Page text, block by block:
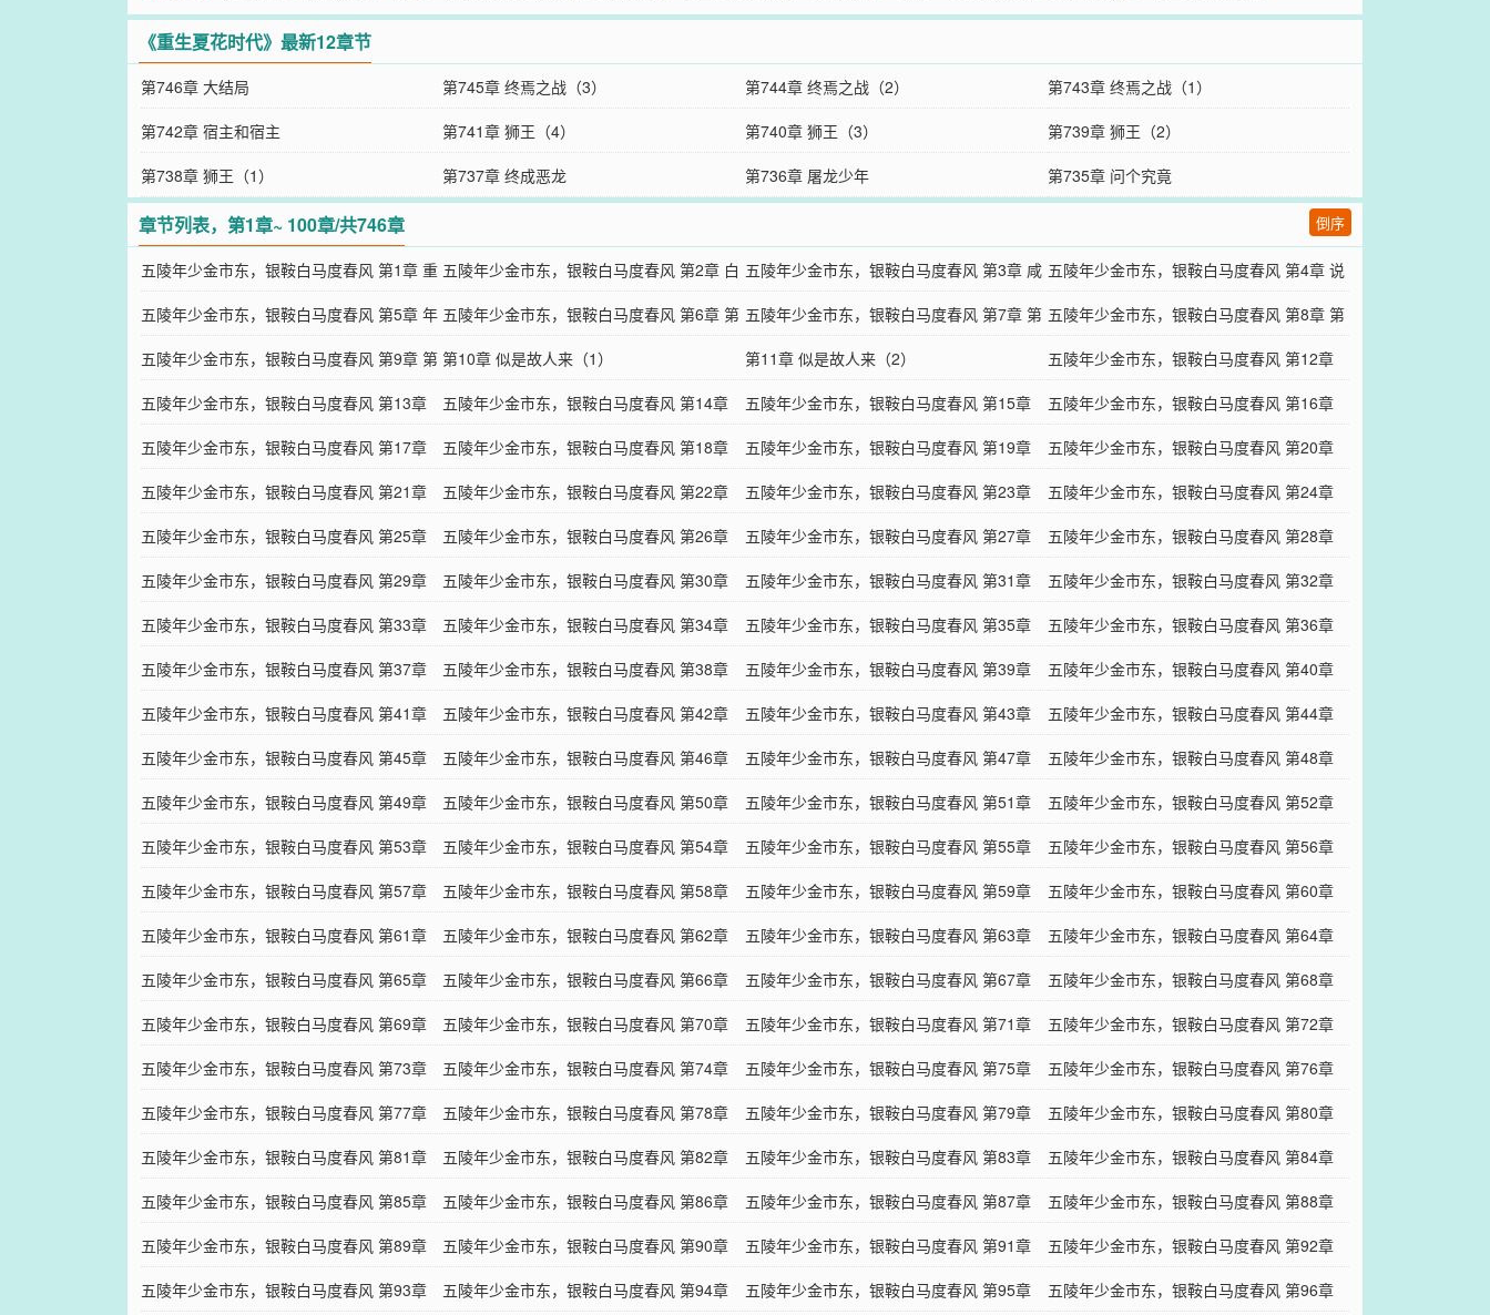
《重生夏花时代》最新12章节
第746章 大结局 第745章 终焉之战（3） 第744章 终焉之战（2）
第743章 终焉之战（1）
第742章 宿主和宿主
第741章 狮王（4） 第740章 狮王（3）
第739章 狮王（2）
第738章 狮王（1）
第737章 终成恶龙 第736章 屠龙少年 第735章 问个究竟
章节列表，第1章~ 100章/共746章 倒序
五陵年少金市东，银鞍白马度春风 第1章 重
生之路
五陵年少金市东，银鞍白马度春风 第2章 白
月光的杀伤力
五陵年少金市东，银鞍白马度春风 第3章 咸
鱼也要有梦
五陵年少金市东，银鞍白马度春风 第4章 说
干就干
五陵年少金市东，银鞍白马度春风 第5章 年
轻啊，真好
五陵年少金市东，银鞍白马度春风 第6章 第
一次亲密接触（1）
五陵年少金市东，银鞍白马度春风 第7章 第
一次亲密接触（2）
五陵年少金市东，银鞍白马度春风 第8章 第
一次亲密接触（3）
五陵年少金市东，银鞍白马度春风 第9章 第
一次亲密接触（4）
第10章 似是故人来（1） 第11章 似是故人来（2）
五陵年少金市东，银鞍白马度春风 第12章
盛夏的果实（1）
五陵年少金市东，银鞍白马度春风 第13章
盛夏的果实（2）
五陵年少金市东，银鞍白马度春风 第14章
盛夏的果实（3）
五陵年少金市东，银鞍白马度春风 第15章
再进校园
五陵年少金市东，银鞍白马度春风 第16章
安身之处
五陵年少金市东，银鞍白马度春风 第17章
想法
五陵年少金市东，银鞍白马度春风 第18章
扬帆起航（1）
五陵年少金市东，银鞍白马度春风 第19章
扬帆起航（2）
五陵年少金市东，银鞍白马度春风 第20章
亮相
五陵年少金市东，银鞍白马度春风 第21章
人面桃花相映红（1）
五陵年少金市东，银鞍白马度春风 第22章
节外生枝（1）
五陵年少金市东，银鞍白马度春风 第23章
节外生枝（2）
五陵年少金市东，银鞍白马度春风 第24章
出发前夕
五陵年少金市东，银鞍白马度春风 第25章
小小的太阳
五陵年少金市东，银鞍白马度春风 第26章
出师不利（1）
五陵年少金市东，银鞍白马度春风 第27章
出师不利（2）
五陵年少金市东，银鞍白马度春风 第28章
旗开得胜（1）
五陵年少金市东，银鞍白马度春风 第29章
旗开得胜（2）
五陵年少金市东，银鞍白马度春风 第30章
那一抹风情（1）
五陵年少金市东，银鞍白马度春风 第31章
那一抹风情（2）
五陵年少金市东，银鞍白马度春风 第32章
开业大吉
五陵年少金市东，银鞍白马度春风 第33章
迎新赛（1）
五陵年少金市东，银鞍白马度春风 第34章
迎新赛（2）
五陵年少金市东，银鞍白马度春风 第35章
迎新赛（3）
五陵年少金市东，银鞍白马度春风 第36章
迎新赛（4）
五陵年少金市东，银鞍白马度春风 第37章
迎新赛（5）
五陵年少金市东，银鞍白马度春风 第38章
迎新赛（6）
五陵年少金市东，银鞍白马度春风 第39章
迎新赛（7）
五陵年少金市东，银鞍白马度春风 第40章
迎新赛（8）
五陵年少金市东，银鞍白马度春风 第41章
迎新赛（9）
五陵年少金市东，银鞍白马度春风 第42章
迎新赛（终）
五陵年少金市东，银鞍白马度春风 第43章
关关雎鸠
五陵年少金市东，银鞍白马度春风 第44章
君子好逑
五陵年少金市东，银鞍白马度春风 第45章
礼物（1）
五陵年少金市东，银鞍白马度春风 第46章
礼物（2）
五陵年少金市东，银鞍白马度春风 第47章
礼物（3）
五陵年少金市东，银鞍白马度春风 第48章
礼物（4）
五陵年少金市东，银鞍白马度春风 第49章
礼物（终）
五陵年少金市东，银鞍白马度春风 第50章
争风吃醋（1）
五陵年少金市东，银鞍白马度春风 第51章
争风吃醋（2）
五陵年少金市东，银鞍白马度春风 第52章
竞争
五陵年少金市东，银鞍白马度春风 第53章
斗鱼
五陵年少金市东，银鞍白马度春风 第54章
再接再厉（1）
五陵年少金市东，银鞍白马度春风 第55章
再接再厉（2）
五陵年少金市东，银鞍白马度春风 第56章
不速之客（1）
五陵年少金市东，银鞍白马度春风 第57章
不速之客（2）
五陵年少金市东，银鞍白马度春风 第58章
不速之客（3）
五陵年少金市东，银鞍白马度春风 第59章
窃玉偷香（1）
五陵年少金市东，银鞍白马度春风 第60章
窃玉偷香（2）
五陵年少金市东，银鞍白马度春风 第61章
交通工具
五陵年少金市东，银鞍白马度春风 第62章
老树发芽
五陵年少金市东，银鞍白马度春风 第63章
捣乱
五陵年少金市东，银鞍白马度春风 第64章
攻城为下
五陵年少金市东，银鞍白马度春风 第65章
攻心为上
五陵年少金市东，银鞍白马度春风 第66章
头脑简单四肢发达
五陵年少金市东，银鞍白马度春风 第67章
初见成效
五陵年少金市东，银鞍白马度春风 第68章
甜和酸
五陵年少金市东，银鞍白马度春风 第69章
双生花
五陵年少金市东，银鞍白马度春风 第70章
油嘴滑舌
五陵年少金市东，银鞍白马度春风 第71章
转战网吧（1）
五陵年少金市东，银鞍白马度春风 第72章
转战网吧（2）
五陵年少金市东，银鞍白马度春风 第73章
火星撞地球（1）
五陵年少金市东，银鞍白马度春风 第74章
火星撞地球（2）
五陵年少金市东，银鞍白马度春风 第75章
老板娘
五陵年少金市东，银鞍白马度春风 第76章
洗手作羹汤
五陵年少金市东，银鞍白马度春风 第77章
系花要打工
五陵年少金市东，银鞍白马度春风 第78章
第一次融资
五陵年少金市东，银鞍白马度春风 第79章
四眼田鸡（1）
五陵年少金市东，银鞍白马度春风 第80章
四眼田鸡（2）
五陵年少金市东，银鞍白马度春风 第81章
四眼田鸡（3）
五陵年少金市东，银鞍白马度春风 第82章
四眼田鸡（4）
五陵年少金市东，银鞍白马度春风 第83章
改头换面
五陵年少金市东，银鞍白马度春风 第84章
千金小姐（1）
五陵年少金市东，银鞍白马度春风 第85章
千金小姐（2）
五陵年少金市东，银鞍白马度春风 第86章
郊游（1）
五陵年少金市东，银鞍白马度春风 第87章
郊游（2）
五陵年少金市东，银鞍白马度春风 第88章
郊游（3）
五陵年少金市东，银鞍白马度春风 第89章
昨日重现（1）
五陵年少金市东，银鞍白马度春风 第90章
昨日重现（2）
五陵年少金市东，银鞍白马度春风 第91章
强龙不压地头蛇（1）
五陵年少金市东，银鞍白马度春风 第92章
强龙不压地头蛇（2）
五陵年少金市东，银鞍白马度春风 第93章 五陵年少金市东，银鞍白马度春风 第94章 五陵年少金市东，银鞍白马度春风 第95章 五陵年少金市东，银鞍白马度春风 第96章